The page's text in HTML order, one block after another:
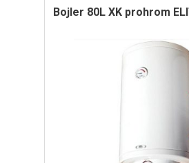
bojler 80L XK prohrom